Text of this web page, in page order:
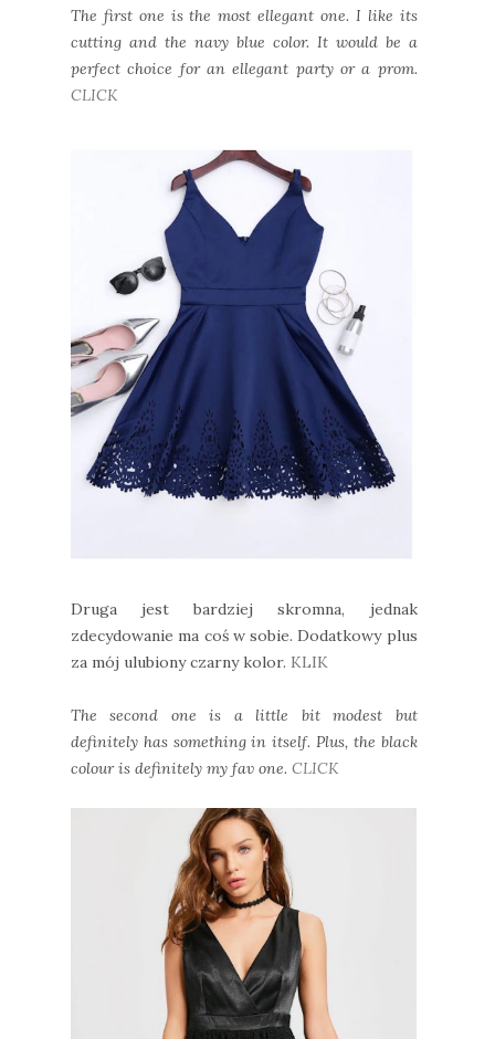
The first one is the most ellegant one. I like its
cutting and the navy blue color. It would be a
perfect choice for an ellegant party or a prom.
CLICK
Druga jest bardziej skromna, jednak
zdecydowanie ma coś w sobie. Dodatkowy plus
za mój ulubiony czarny kolor. KLIK
The second one is a little bit modest but
definitely has something in itself. Plus, the black
colour is definitely my fav one. CLICK